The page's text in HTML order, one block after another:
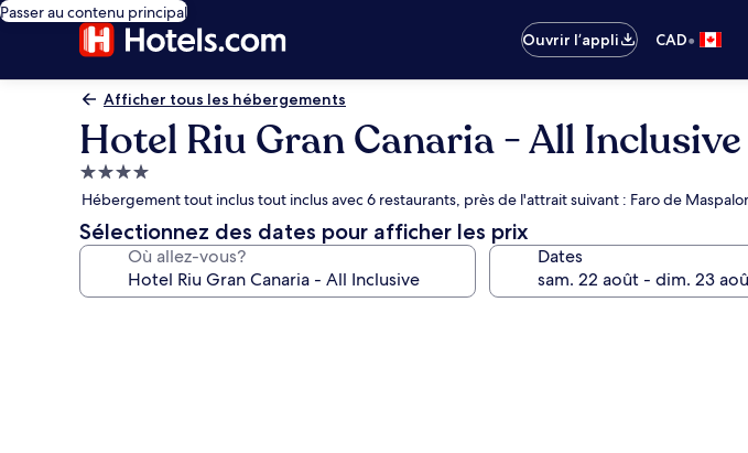
Passer au contenu principal
Ouvrir l’appli
CAD•
Afficher tous les hébergements
Hotel Riu Gran Canaria - All Inclusive
Hébergement
4.0 étoiles
Hébergement tout inclus tout inclus avec 6 restaurants, près de l'attrait suivant : Faro de
Sélectionnez des dates pour afficher les prix
Où allez-vous? Dates